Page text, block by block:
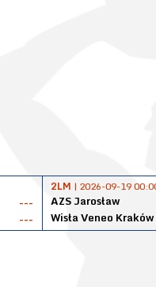
---
---
2LM | 2026-09-19
AZS Jarosław
Wisła Veneo Kraków